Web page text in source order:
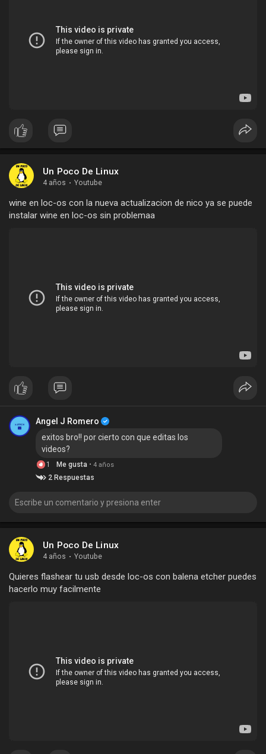
Un Poco De Linux
4 años · Youtube
wine en loc-os con la nueva actualizacion de nico ya se puede
instalar wine en loc-os sin problemaa
Angel J Romero
exitos bro!! por cierto con que editas los
videos?
1 Me gusta · 4 años
2 Respuestas
Un Poco De Linux
4 años · Youtube
Quieres flashear tu usb desde loc-os con balena etcher puedes
hacerlo muy facilmente